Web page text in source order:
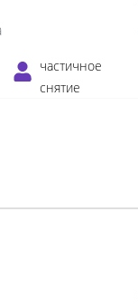
частичное
снятие